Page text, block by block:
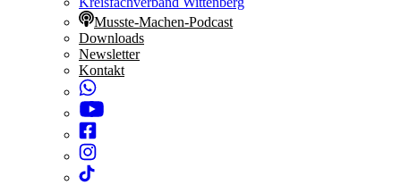
Musste-Machen-Podcast
Downloads
Newsletter
Kontakt